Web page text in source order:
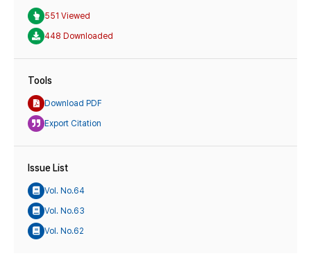
551 Viewed
448 Downloaded
Tools
Download PDF
Export Citation
Issue List
Vol. No.64
Vol. No.63
Vol. No.62